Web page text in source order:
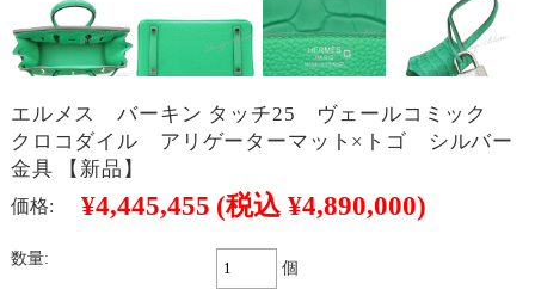
エルメス バーキン タッチ25 ヴェールコミック
クロコダイル アリゲーターマット×トゴ シルバー
金具 【新品】
価格: ¥4,445,455 (税込 ¥4,890,000)
数量:
個